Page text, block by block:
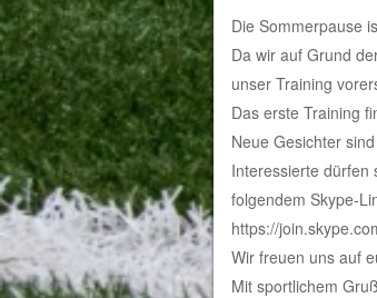
Die Sommerpause
Da wir auf Grund
unser Training
Das erste Training
Neue Gesichter
Interessierte dürfen
folgendem Skype-
https://
Wir freuen uns auf
Mit sportlichem Gruß